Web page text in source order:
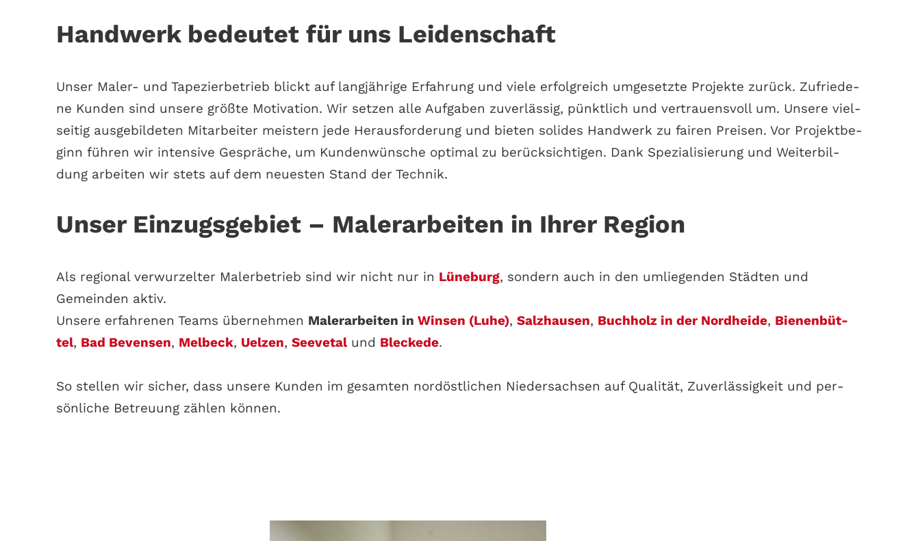
Handwerk bedeutet für uns Leidenschaft
Unser Maler- und Tape­zier­be­trieb blickt auf lang­jäh­ri­ge Erfah­rung und vie­le erfolg­reich umge­setz­te Pro­jek­te zurück. Zufrie­de­
ne Kun­den sind unse­re größ­te Moti­va­ti­on. Wir set­zen alle Auf­ga­ben zuver­läs­sig, pünkt­lich und ver­trau­ens­voll um. Unse­re viel­
sei­tig aus­ge­bil­de­ten Mit­ar­bei­ter meis­tern jede Her­aus­for­de­rung und bie­ten soli­des Hand­werk zu fai­ren Prei­sen. Vor Pro­jekt­be­
ginn füh­ren wir inten­si­ve Gesprä­che, um Kun­den­wün­sche opti­mal zu berück­sich­ti­gen. Dank Spe­zia­li­sie­rung und Wei­ter­bil­
dung arbei­ten wir stets auf dem neu­es­ten Stand der Technik.
Unser Einzugsgebiet – Malerarbeiten in Ihrer Region
Als regio­nal ver­wur­zel­ter Maler­be­trieb sind wir nicht nur in Lüne­burg, son­dern auch in den umlie­gen­den Städ­ten und
Gemein­den aktiv.
Unse­re erfah­re­nen Teams über­neh­men Maler­ar­bei­ten in Win­sen (Luhe), Salz­hau­sen, Buch­holz in der Nord­hei­de, Bie­nen­büt­
tel, Bad Beven­sen, Mel­beck, Uel­zen, See­ve­talund Ble­cke­de.
So stel­len wir sicher, dass unse­re Kun­den im gesam­ten nord­öst­li­chen Nie­der­sach­sen auf Qua­li­tät, Zuver­läs­sig­keit und per­
sön­li­che Betreu­ung zäh­len können.